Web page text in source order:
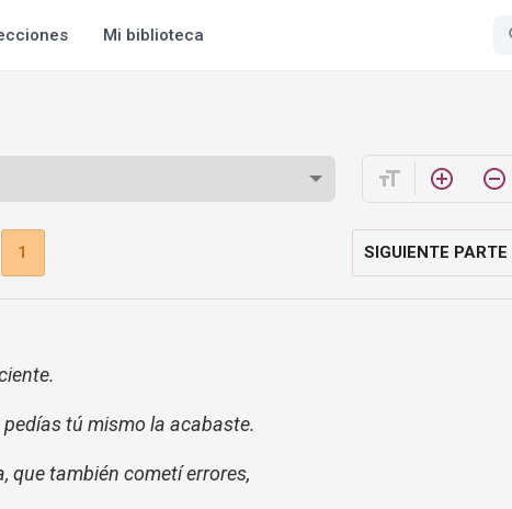
Mi biblioteca
format_size add_circle_outline remove_circle_outline
1 SIGUIENTE PARTE
tú mismo la acabaste.
que también cometí errores,